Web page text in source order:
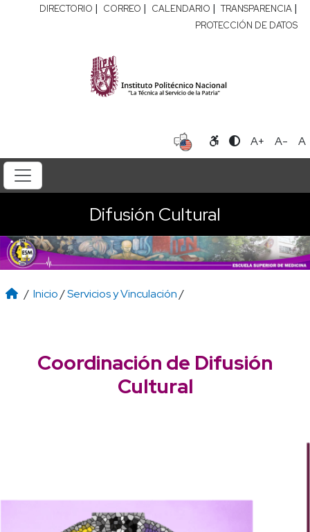
DIRECTORIO | CORREO | CALENDARIO | TRANSPARENCIA |
PROTECCIÓN DE DATOS
A+ A- A
Difusión Cultural
/ Inicio/Servicios y Vinculación/
Coordinación de Difusión
Cultural